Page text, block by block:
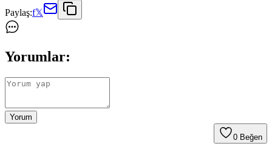
Paylaş:f𝕏
Yorumlar:
Yorum
0 Beğen